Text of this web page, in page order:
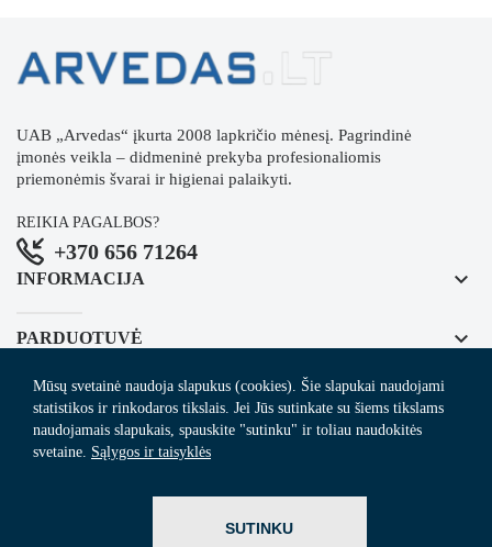
UAB „Arvedas“ įkurta 2008 lapkričio mėnesį. Pagrindinė
įmonės veikla – didmeninė prekyba profesionaliomis
priemonėmis švarai ir higienai palaikyti.
REIKIA PAGALBOS?
+370 656 71264
INFORMACIJA keyboard_arrow_down
PARDUOTUVĖ keyboard_arrow_down
REGISTRUOKITĖS NAUJIENLAIŠKIUI
- švaros prekių el. parduotuvė.
Mūsų svetainė naudoja slapukus (cookies). Šie slapukai naudojami
statistikos ir rinkodaros tikslais. Jei Jūs sutinkate su šiems tikslams
naudojamais slapukais, spauskite "sutinku" ir toliau naudokitės
svetaine. Sąlygos ir taisyklės
SUTINKU